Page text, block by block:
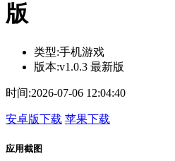
版
类型:手机游戏
版本:v1.0.3 最新版
时间:2026-07-06 12:04:40
安卓版下载 苹果下载
应用截图